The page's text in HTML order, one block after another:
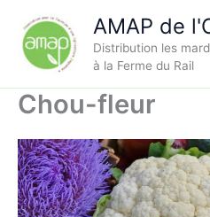
contenu
AMAP de
Distribution les
à la Ferme du Rail
Chou-fleur